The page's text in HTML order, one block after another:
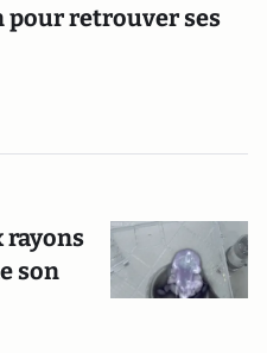
retrouver ses
rayons
son